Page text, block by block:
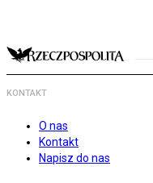
KONTAKT
O nas
Kontakt
Napisz do nas